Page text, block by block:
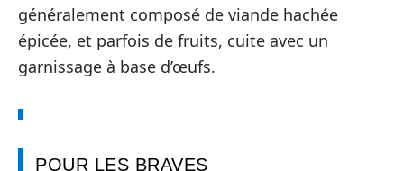
généralement composé de viande hachée
épicée, et parfois de fruits, cuite avec un
garnissage à base d’œufs.
POUR LES BRAVES